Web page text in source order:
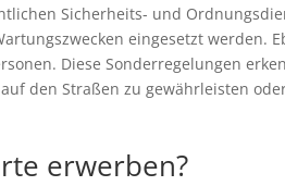
Sicherheits- und
eingesetzt werden.
Diese Sonderregelungen
den Straßen zu gewährleisten
erwerben?